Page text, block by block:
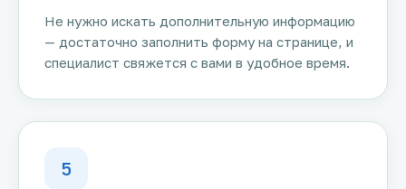
Не нужно искать дополнительную информацию
— достаточно заполнить форму на странице, и
специалист свяжется с вами в удобное время.
5